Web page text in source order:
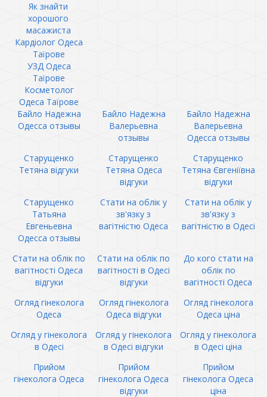
Як знайти
хорошого
масажиста
Кардіолог Одеса
Таїрове
УЗД Одеса
Таїрове
Косметолог
Одеса Таїрове
Байло Надежна
Одесса отзывы
Байло Надежна
Валерьевна
отзывы
Байло Надежна
Валерьевна
Одесса отзывы
Старущенко
Тетяна відгуки
Старущенко
Тетяна Одеса
відгуки
Старущенко
Тетяна Євгеніївна
відгуки
Старущенко
Татьяна
Евгеньевна
Одесса отзывы
Стати на облік у
зв'язку з
вагітністю Одеса
Стати на облік у
зв'язку з
вагітністю в Одесі
Стати на облік по
вагітності Одеса
відгуки
Стати на облік по
вагітності в Одесі
відгуки
До кого стати на
облік по
вагітності Одеса
Огляд гінеколога
Одеса
Огляд гінеколога
Одеса відгуки
Огляд гінеколога
Одеса ціна
Огляд у гінеколога
в Одесі
Огляд у гінеколога
в Одесі відгуки
Огляд у гінеколога
в Одесі ціна
Прийом
гінеколога Одеса
Прийом
гінеколога Одеса
відгуки
Прийом
гінеколога Одеса
ціна